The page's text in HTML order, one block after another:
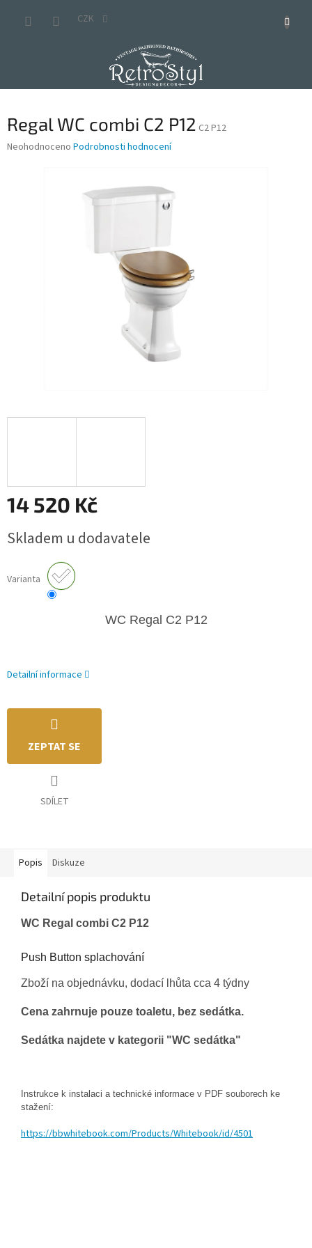
CZK
Regal WC combi C2 P12 C2 P12
Průměrné
Neohodnoceno Podrobnosti hodnocení
14 520 Kč
cena:
Skladem u dodavatele
Varianta
WC Regal C2 P12
Detailní informace
ZEPTAT SE
SDÍLET
Popis Diskuze
Detailní popis produktu
WC Regal combi C2 P12
Push Button splachování
Zboží na objednávku, dodací lhůta cca 4 týdny
Cena zahrnuje pouze toaletu, bez sedátka.
Sedátka najdete v kategorii "WC sedátka"
Instrukce k instalaci a technické informace v PDF souborech ke
stažení:
https://bbwhitebook.com/Products/Whitebook/id/4501